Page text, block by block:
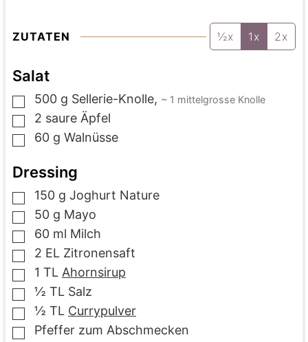
ZUTATEN ½x 1x 2x
Salat
▢
500 g Sellerie-Knolle, ~ 1 mittelgrosse Knolle
▢
2 saure Äpfel
▢
60 g Walnüsse
Dressing
▢
150 g Joghurt Nature
▢
50 g Mayo
▢
60 ml Milch
▢
2 EL Zitronensaft
▢
1 TL Ahornsirup
▢
½ TL Salz
▢
½ TL Currypulver
▢
Pfeffer zum Abschmecken